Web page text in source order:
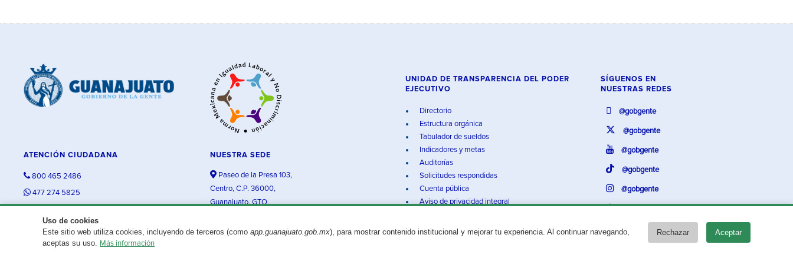
Uso de cookies
Este sitio web utiliza cookies, incluyendo de terceros (como app.guanajuato.gob.mx), para mostrar contenido institucional y mejorar tu experiencia. Al continuar navegando,
aceptas su uso. Más información
Rechazar Aceptar
ATENCIÓN CIUDADANA
800 465 2486
477 274 5825
NUESTRA SEDE
Paseo de la Presa 103,
Centro, C.P. 36000,
Guanajuato, GTO.
UNIDAD DE TRANSPARENCIA DEL PODER
EJECUTIVO
Directorio
Estructura orgánica
Tabulador de sueldos
Indicadores y metas
Auditorías
Solicitudes respondidas
Cuenta pública
Aviso de privacidad integral
SÍGUENOS EN
NUESTRAS REDES
@gobgente
@gobgente
@gobgente
@gobgente
@gobgente
@gobgente
¿Existe algún problema con esta página?Repórtalo aquí. Aviso legal© 2025 Gobierno del Estado de Guanajuato